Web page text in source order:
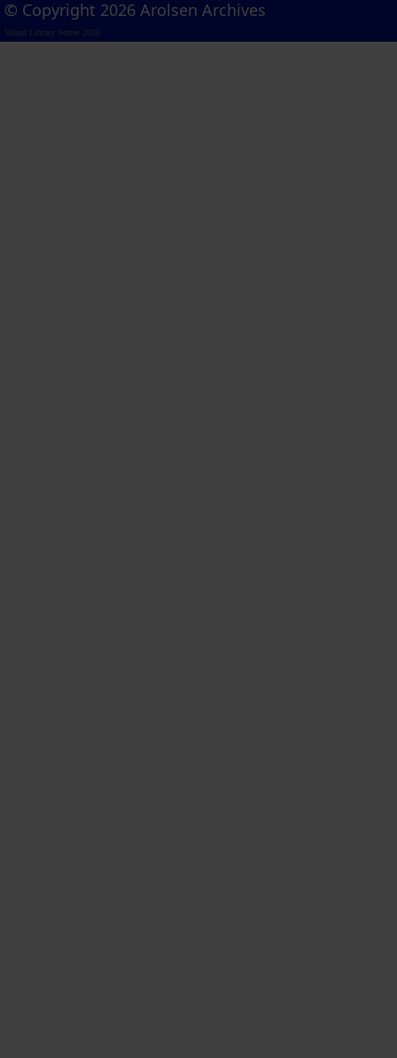
© Copyright 2026 Arolsen Archives
Visual Library Server 2026